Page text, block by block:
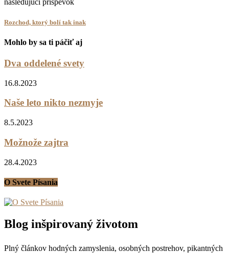
nasledujúci príspevok
Rozchod, ktorý bolí tak inak
Mohlo by sa ti páčiť aj
Dva oddelené svety
16.8.2023
Naše leto nikto nezmyje
8.5.2023
Možnože zajtra
28.4.2023
O Svete Písania
Blog inšpirovaný životom
Plný článkov hodných zamyslenia, osobných postrehov, pikantných